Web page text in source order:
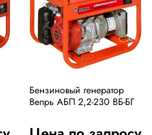
Бензиновый генератор
Вепрь АБП 2,2-230 ВБ-БГ